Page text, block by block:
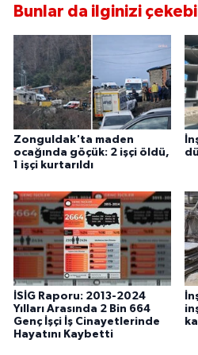
Bunlar da ilginizi
Zonguldak'ta maden
ocağında göçük: 2 işçi öldü,
1 işçi kurtarıldı
İSİG Raporu: 2013-2024
Yılları Arasında 2 Bin 664
Genç İşçi İş Cinayetlerinde
Hayatını Kaybetti